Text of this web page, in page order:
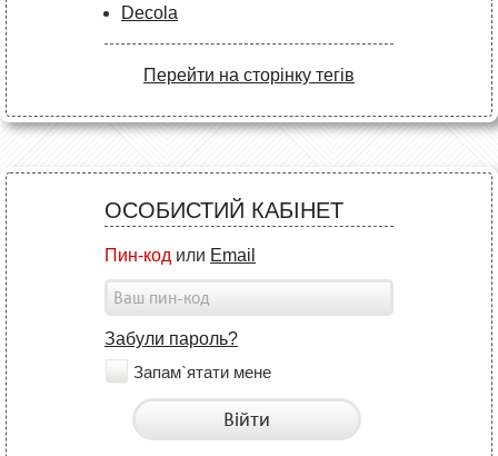
Decola
Перейти на сторінку тегів
ОСОБИСТИЙ КАБІНЕТ
Пин-код или Email
Забули пароль?
Запам`ятати мене
Війти